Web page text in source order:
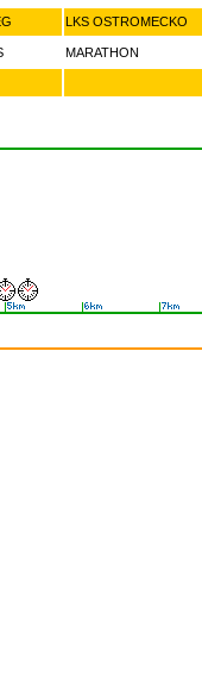
LKS OSTROMECKO
MARATHON